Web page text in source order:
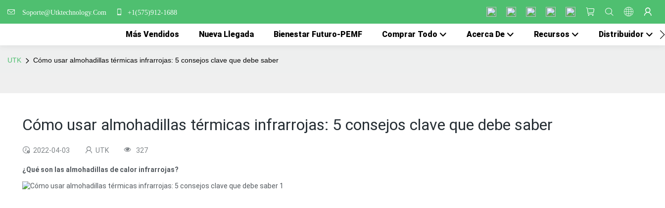
Soporte@Utktechnology.Com +1(575)912-1688
Más Vendidos Nueva Llegada Bienestar Futuro-PEMF Comprar Todo Acerca De Recursos Distribuidor
UTK Cómo usar almohadillas térmicas infrarrojas: 5 consejos clave que debe saber
Cómo usar almohadillas térmicas infrarrojas: 5 consejos clave que debe saber
2022-04-03 UTK 327
¿Qué son las almohadillas de calor infrarrojas?